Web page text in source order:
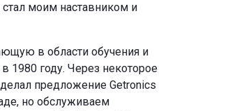
моим наставником и
в области обучения и
1980 году. Через некоторое
предложение Getronics
но обслуживаем